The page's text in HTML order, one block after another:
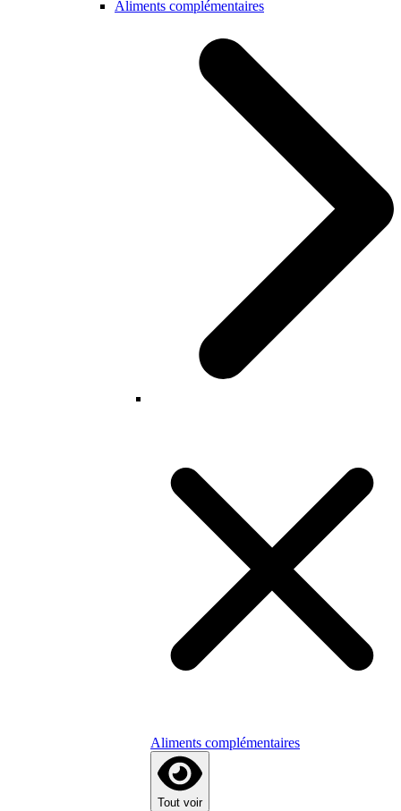
Aliments complémentaires
Aliments complémentaires
Tout voir